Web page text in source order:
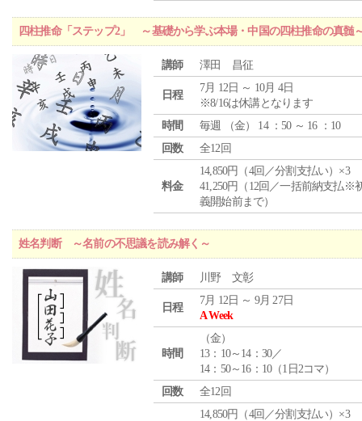
四柱推命「ステップ2」 ～基礎から学ぶ本場・中国の四柱推命の真髄
講師 澤田 昌征
日程
7月 12日 ～ 10月 4日
※8/16は休講となります
時間
毎週 （金） 14 ：50 ～ 16 ：10
回数
全12回
料金
14,850円（4回／分割支払い）×3
41,250円（12回／一括前納支払※
義開始前まで）
姓名判断 ～名前の不思議を読み解く～
講師 川野 文彰
日程
7月 12日 ～ 9月 27日
A Week
時間
（金）
13：10～14：30／
14：50～16：10（1日2コマ）
回数
全12回
14,850円（4回／分割支払い）×3